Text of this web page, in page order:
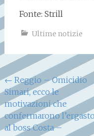
Fonte: Strill
Ultime notizie
Navigazione
articoli
← Reggio – Omicidio
Simari, ecco le
motivazioni che
confermarono
al boss Costa –